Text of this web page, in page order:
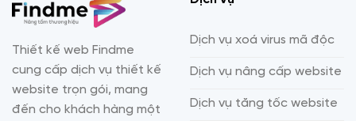
Thiết kế web Findme
cung cấp dịch vụ thiết kế
website trọn gói, mang
đến cho khách hàng một
Dịch vụ xoá virus mã độc
Dịch vụ nâng cấp website
Dịch vụ tăng tốc website